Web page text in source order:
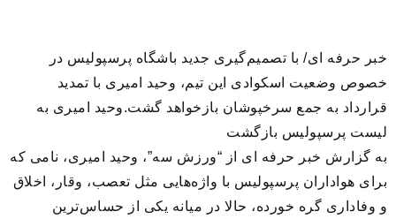
خبر حرفه ای/ با تصمیم‌گیری جدید باشگاه پرسپوليس در
خصوص وضعیت اسکوادی این تیم، وحید امیری با تمدید
قرارداد به جمع سرخپوشان بازخواهد گشت.وحید امیری به
لیست پرسپوليس بازگشت
به گزارش خبر حرفه ای از “ورزش سه”، وحید امیری، نامی که
برای هواداران پرسپولیس با واژه‌هایی مثل تعصب، وقار، اخلاق
و وفاداری گره خورده، حالا در میانه یکی از حساس‌ترین